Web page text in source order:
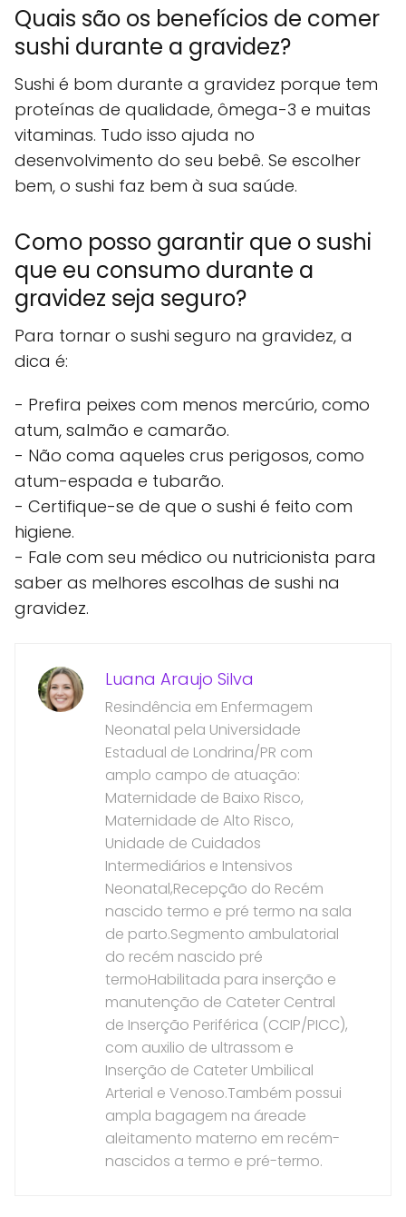
Quais são os benefícios de comer
sushi durante a gravidez?
Sushi é bom durante a gravidez porque tem
proteínas de qualidade, ômega-3 e muitas
vitaminas. Tudo isso ajuda no
desenvolvimento do seu bebê. Se escolher
bem, o sushi faz bem à sua saúde.
Como posso garantir que o sushi
que eu consumo durante a
gravidez seja seguro?
Para tornar o sushi seguro na gravidez, a
dica é:
- Prefira peixes com menos mercúrio, como
atum, salmão e camarão.
- Não coma aqueles crus perigosos, como
atum-espada e tubarão.
- Certifique-se de que o sushi é feito com
higiene.
- Fale com seu médico ou nutricionista para
saber as melhores escolhas de sushi na
gravidez.
Luana Araujo Silva
Resindência em Enfermagem
Neonatal pela Universidade
Estadual de Londrina/PR com
amplo campo de atuação:
Maternidade de Baixo Risco,
Maternidade de Alto Risco,
Unidade de Cuidados
Intermediários e Intensivos
Neonatal,Recepção do Recém
nascido termo e pré termo na sala
de parto.Segmento ambulatorial
do recém nascido pré
termoHabilitada para inserção e
manutenção de Cateter Central
de Inserção Periférica (CCIP/PICC),
com auxilio de ultrassom e
Inserção de Cateter Umbilical
Arterial e Venoso.Também possui
ampla bagagem na áreade
aleitamento materno em recém-
nascidos a termo e pré-termo.